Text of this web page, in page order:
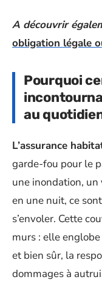
A découvrir
obligation légale
Pourquoi
au
L’assurance
garde-fou pour le
une inondation,
en une nuit, ce
s’envoler. Cette
murs : elle
et bien sûr, la
dommages à